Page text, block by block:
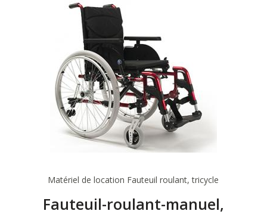
Matériel de location Fauteuil roulant, tricycle
Fauteuil-roulant-manuel,